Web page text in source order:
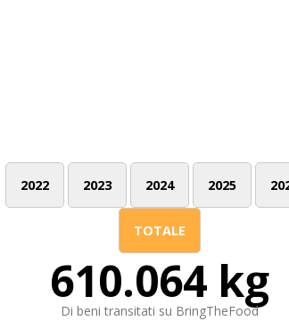
2022 2023 2024 2025
TOTALE
610.064 kg
Di beni transitati su BringTheFood